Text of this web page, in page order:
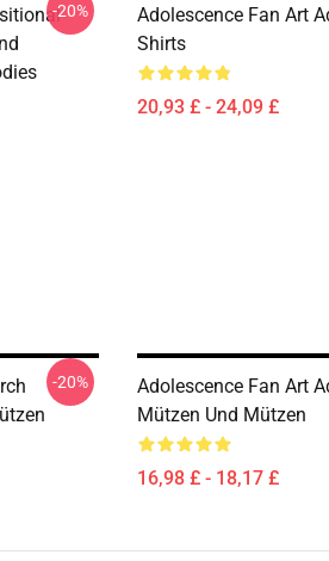
-20%
Adolescence Fan Art
Shirts
20,93 £ - 24,09 £
-20%
Adolescence Fan Art
Mützen Und Mützen
16,98 £ - 18,17 £